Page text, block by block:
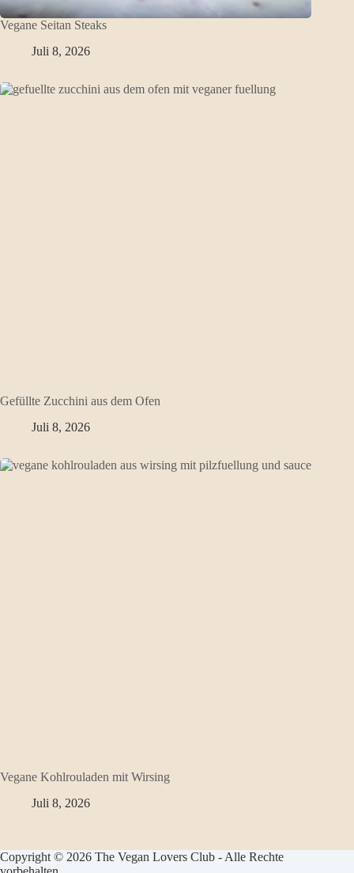
Vegane Seitan Steaks
Juli 8, 2026
Gefüllte Zucchini aus dem Ofen
Juli 8, 2026
Vegane Kohlrouladen mit Wirsing
Juli 8, 2026
Copyright © 2026 The Vegan Lovers Club - Alle Rechte